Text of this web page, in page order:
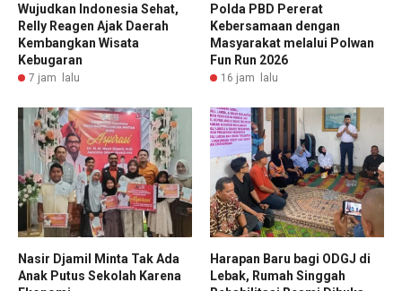
Wujudkan Indonesia Sehat,
Relly Reagen Ajak Daerah
Kembangkan Wisata
Kebugaran
7 jam lalu
Polda PBD Pererat
Kebersamaan dengan
Masyarakat melalui Polwan
Fun Run 2026
16 jam lalu
Nasir Djamil Minta Tak Ada
Anak Putus Sekolah Karena
Harapan Baru bagi ODGJ di
Lebak, Rumah Singgah